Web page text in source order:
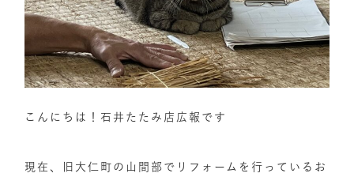
こんにちは！石井たたみ店広報です
現在、旧大仁町の山間部でリフォームを行っているお